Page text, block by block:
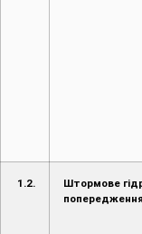
1.2.
Штормове
попередження